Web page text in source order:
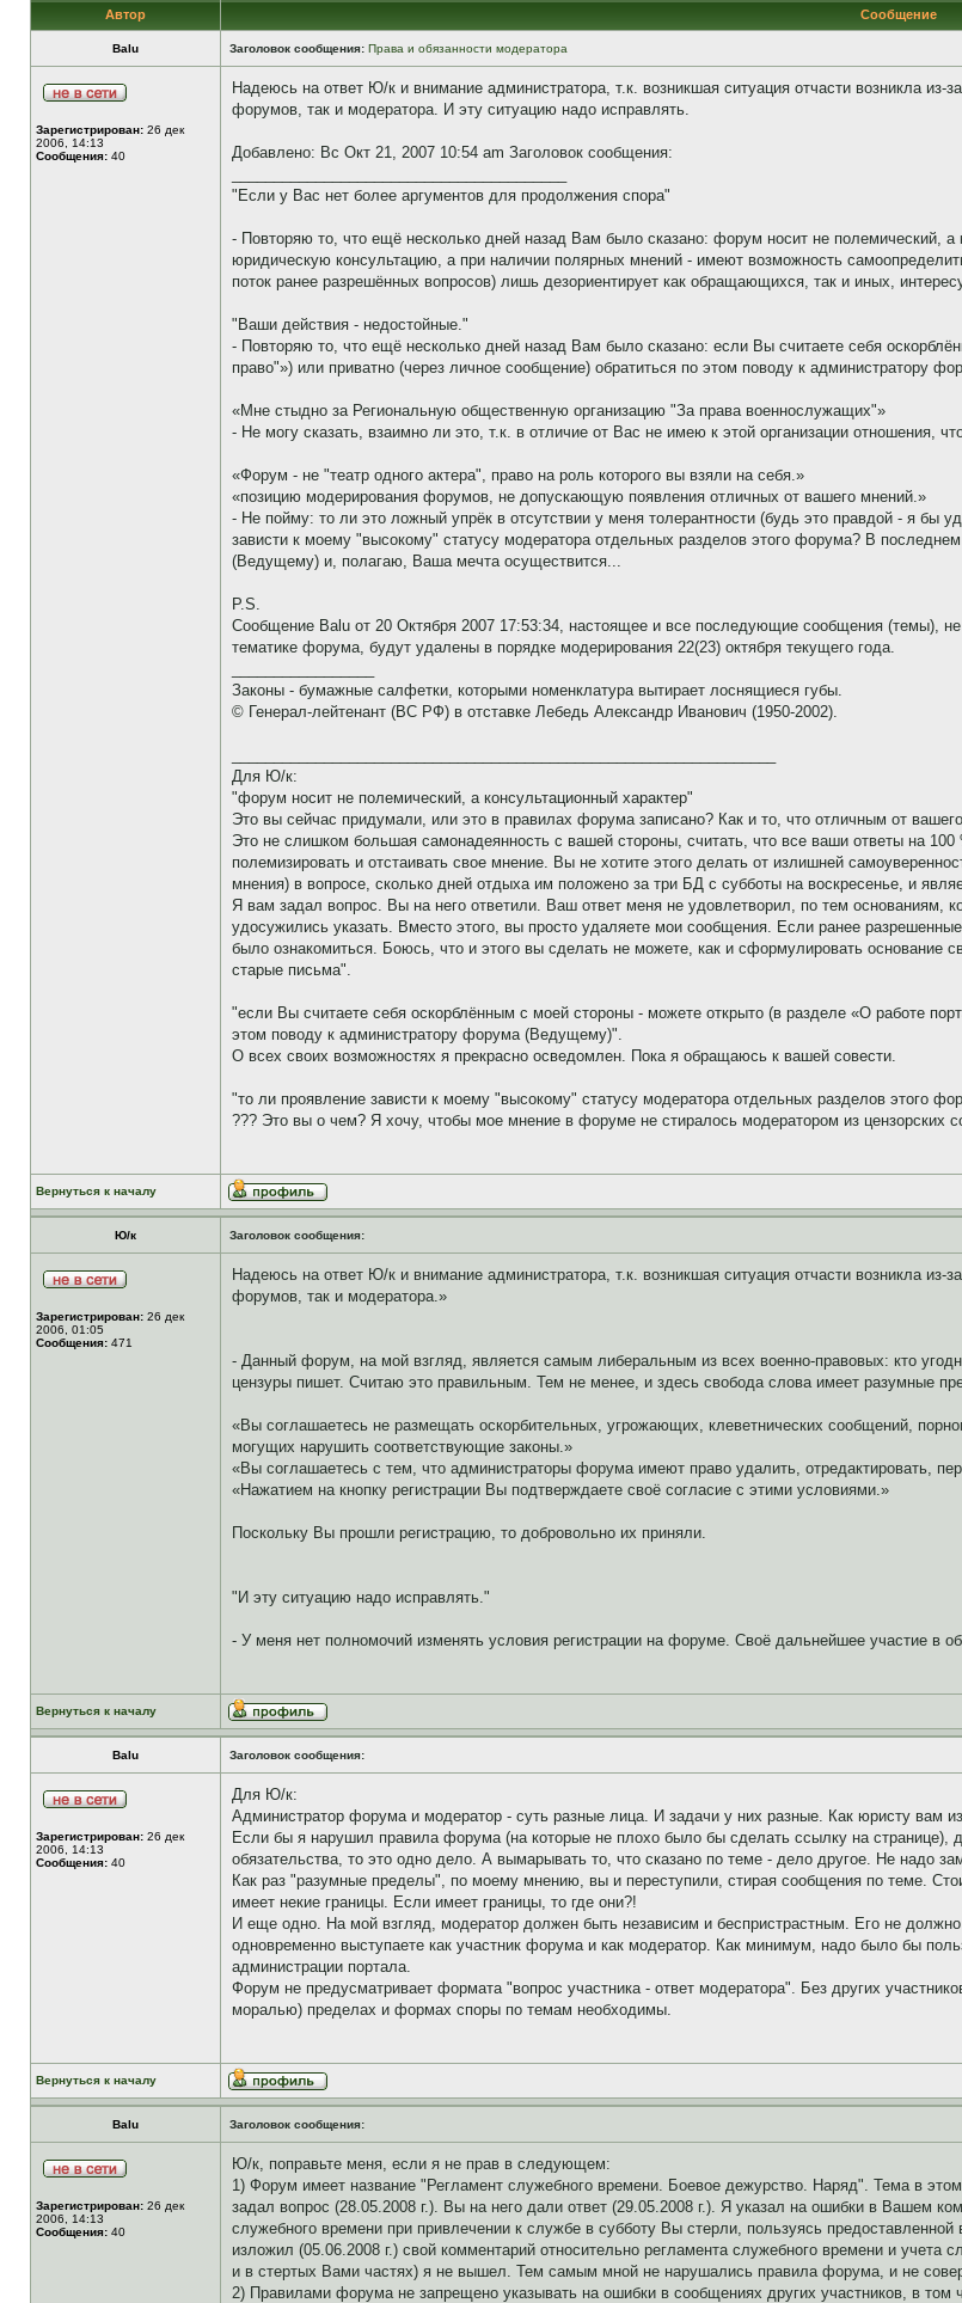
Автор Сообщение
Balu Заголовок сообщения: Права и обязанности модератора
Зарегистрирован: 26 дек
2006, 14:13
Сообщения: 40
Надеюсь на ответ Ю/к и внимание администратора, т.к. возникшая ситуация отчасти возникла из-
форумов, так и модератора. И эту ситуацию надо исправлять.
Добавлено: Вс Окт 21, 2007 10:54 am Заголовок сообщения:
"Если у Вас нет более аргументов для продолжения спора"
- Повторяю то, что ещё несколько дней назад Вам было сказано: форум носит не полемический,
юридическую консультацию, а при наличии полярных мнений - имеют возможность
поток ранее разрешённых вопросов) лишь дезориентирует как обращающихся, так и иных,
"Ваши действия - недостойные."
- Повторяю то, что ещё несколько дней назад Вам было сказано: если Вы считаете себя
право"») или приватно (через личное сообщение) обратиться по этом поводу к администратору
«Мне стыдно за Региональную общественную организацию "За права военнослужащих"»
- Не могу сказать, взаимно ли это, т.к. в отличие от Вас не имею к этой организации отношения,
«Форум - не "театр одного актера", право на роль которого вы взяли на себя.»
«позицию модерирования форумов, не допускающую появления отличных от вашего мнений.»
- Не пойму: то ли это ложный упрёк в отсутствии у меня толерантности (будь это правдой - я бы
зависти к моему "высокому" статусу модератора отдельных разделов этого форума? В
(Ведущему) и, полагаю, Ваша мечта осуществится...
P.S.
Сообщение Balu от 20 Октября 2007 17:53:34, настоящее и все последующие сообщения (темы),
тематике форума, будут удалены в порядке модерирования 22(23) октября текущего года.
Законы - бумажные салфетки, которыми номенклатура вытирает лоснящиеся губы.
© Генерал-лейтенант (ВС РФ) в отставке Лебедь Александр Иванович (1950-2002).
Для Ю/к:
"форум носит не полемический, а консультационный характер"
Это вы сейчас придумали, или это в правилах форума записано? Как и то, что отличным от
Это не слишком большая самонадеянность с вашей стороны, считать, что все ваши ответы на
полемизировать и отстаивать свое мнение. Вы не хотите этого делать от излишней
мнения) в вопросе, сколько дней отдыха им положено за три БД с субботы на воскресенье, и
Я вам задал вопрос. Вы на него ответили. Ваш ответ меня не удовлетворил, по тем основаниям,
удосужились указать. Вместо этого, вы просто удаляете мои сообщения. Если ранее
было ознакомиться. Боюсь, что и этого вы сделать не можете, как и сформулировать
старые письма".
"если Вы считаете себя оскорблённым с моей стороны - можете открыто (в разделе «О работе
этом поводу к администратору форума (Ведущему)".
О всех своих возможностях я прекрасно осведомлен. Пока я обращаюсь к вашей совести.
"то ли проявление зависти к моему "высокому" статусу модератора отдельных разделов этого
??? Это вы о чем? Я хочу, чтобы мое мнение в форуме не стиралось модератором из цензорских
Вернуться к началу
Ю/к Заголовок сообщения:
Зарегистрирован: 26 дек
2006, 01:05
Сообщения: 471
Надеюсь на ответ Ю/к и внимание администратора, т.к. возникшая ситуация отчасти возникла из-
форумов, так и модератора.»
- Данный форум, на мой взгляд, является самым либеральным из всех военно-правовых: кто
цензуры пишет. Считаю это правильным. Тем не менее, и здесь свобода слова имеет разумные
«Вы соглашаетесь не размещать оскорбительных, угрожающих, клеветнических сообщений,
могущих нарушить соответствующие законы.»
«Вы соглашаетесь с тем, что администраторы форума имеют право удалить, отредактировать,
«Нажатием на кнопку регистрации Вы подтверждаете своё согласие с этими условиями.»
Поскольку Вы прошли регистрацию, то добровольно их приняли.
"И эту ситуацию надо исправлять."
- У меня нет полномочий изменять условия регистрации на форуме. Своё дальнейшее участие в
Вернуться к началу
Balu Заголовок сообщения:
Зарегистрирован: 26 дек
2006, 14:13
Сообщения: 40
Для Ю/к:
Администратор форума и модератор - суть разные лица. И задачи у них разные. Как юристу вам
Если бы я нарушил правила форума (на которые не плохо было бы сделать ссылку на странице),
обязательства, то это одно дело. А вымарывать то, что сказано по теме - дело другое. Не надо
Как раз "разумные пределы", по моему мнению, вы и переступили, стирая сообщения по теме.
имеет некие границы. Если имеет границы, то где они?!
И еще одно. На мой взгляд, модератор должен быть независим и беспристрастным. Его не
одновременно выступаете как участник форума и как модератор. Как минимум, надо было бы
администрации портала.
Форум не предусматривает формата "вопрос участника - ответ модератора". Без других
моралью) пределах и формах споры по темам необходимы.
Вернуться к началу
Balu Заголовок сообщения:
Зарегистрирован: 26 дек
2006, 14:13
Сообщения: 40
Ю/к, поправьте меня, если я не прав в следующем:
1) Форум имеет название "Регламент служебного времени. Боевое дежурство. Наряд". Тема в
задал вопрос (28.05.2008 г.). Вы на него дали ответ (29.05.2008 г.). Я указал на ошибки в Вашем
служебного времени при привлечении к службе в субботу Вы стерли, пользуясь
изложил (05.06.2008 г.) свой комментарий относительно регламента служебного времени и
и в стертых Вами частях) я не вышел. Тем самым мной не нарушались правила форума, и не
2) Правилами форума не запрещено указывать на ошибки в сообщениях других участников, в